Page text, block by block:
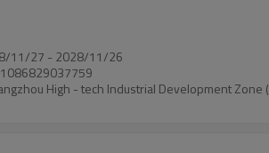
11/27 - 2028/11/26
High - tech Industrial Development Zone (